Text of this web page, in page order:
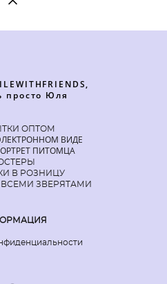
просто Юля
ОПТОМ
ВИДЕ
ПИТОМЦА
В РОЗНИЦУ
ЗВЕРЯТАМИ